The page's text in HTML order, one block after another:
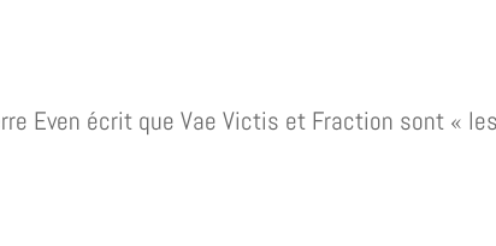
Even écrit que Vae Victis et Fraction sont «